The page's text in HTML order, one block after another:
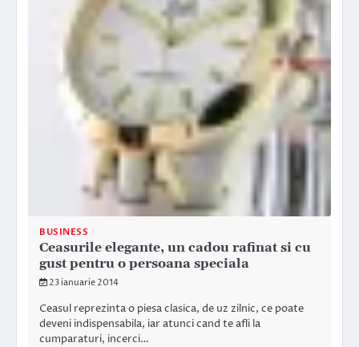
BUSINESS
Ceasurile elegante, un cadou rafinat si cu
gust pentru o persoana speciala
23 ianuarie 2014
Ceasul reprezinta o piesa clasica, de uz zilnic, ce poate
deveni indispensabila, iar atunci cand te afli la
cumparaturi, incerci…